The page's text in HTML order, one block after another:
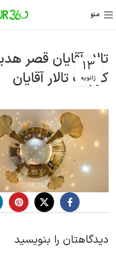
منو
تالار آقایان قصر
کوچک تالار آقایان
13
ژانویه
دیدگاهتان را بنویسید